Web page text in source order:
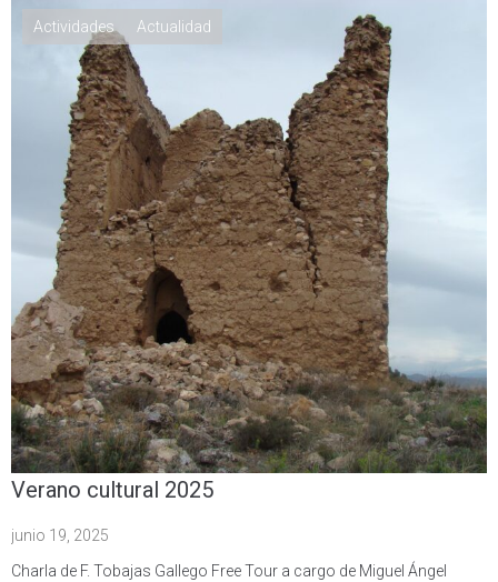
Actividades Actualidad
Verano cultural 2025
junio 19, 2025
Charla de F. Tobajas Gallego Free Tour a cargo de Miguel Ángel